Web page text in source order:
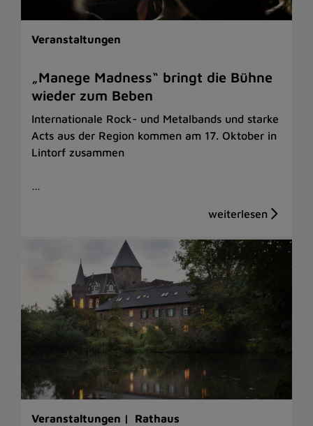
Veranstaltungen
„Manege Madness“ bringt die Bühne
wieder zum Beben
Internationale Rock- und Metalbands und starke
Acts aus der Region kommen am 17. Oktober in
Lintorf zusammen
…
Veranstaltungen | Rathaus